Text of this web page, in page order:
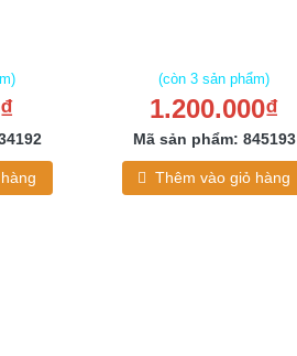
(còn 3 sản phẩm)
1.200.000₫
Mã sản phẩm: 845193
Thêm vào giỏ hàng